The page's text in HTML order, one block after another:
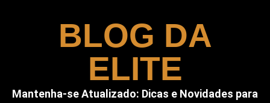
BLOG DA
ELITE
Mantenha-se Atualizado: Dicas e Novidades para